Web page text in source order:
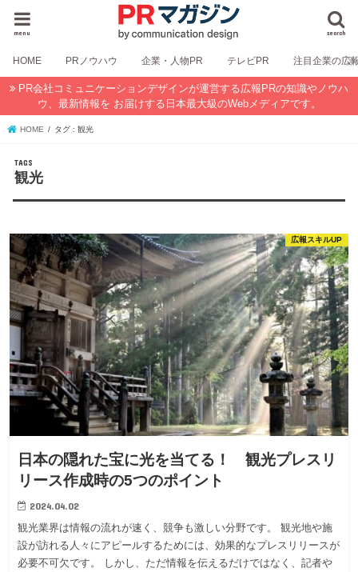
search
menu
HOME PRノウハウ 企業・人物PR テレビPR 注目企業の広
PR会社コミュニケーションデザインが運営する広報PRの知識やノウハ
ウ、最新情報を お届けする日本最大級のWebメディアです。
HOME タグ : 観光
観光
広報スキルUP
日本の隠れた宝に光を当てる！ 観光プレスリ
リース作成時の5つのポイント
2024.04.02
観光業界は情報の流れが速く、競争も激しい分野です。 観光地や施
設が訪れる人々にアピールするためには、効果的なプレスリリースが
必要不可欠です。 しかし、ただ情報を伝えるだけではなく、記者や